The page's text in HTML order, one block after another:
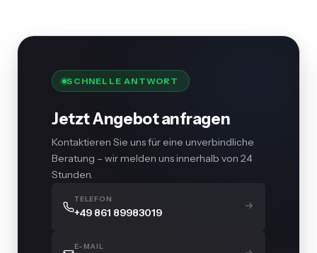
SCHNELLE ANTWORT
Jetzt Angebot anfragen
Kontaktieren Sie uns für eine unverbindliche
Beratung – wir melden uns innerhalb von 24
Stunden.
TELEFON
+49 861 89983019
E-MAIL